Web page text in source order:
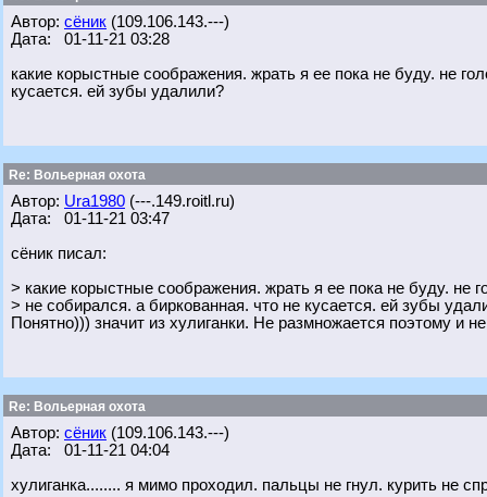
Автор: сёник (109.106.143.---)
Дата: 01-11-21 03:28
какие корыстные соображения. жрать я ее пока не буду. не
кусается. ей зубы удалили?
Re: Вольерная охота
Автор: Ura1980 (---.149.roitl.ru)
Дата: 01-11-21 03:47
сёник писал:
> какие корыстные соображения. жрать я ее пока не буду. не
> не собирался. а биркованная. что не кусается. ей зубы
Понятно))) значит из хулиганки. Не размножается поэтому и
Re: Вольерная охота
Автор: сёник (109.106.143.---)
Дата: 01-11-21 04:04
хулиганка........ я мимо проходил. пальцы не гнул. курить не